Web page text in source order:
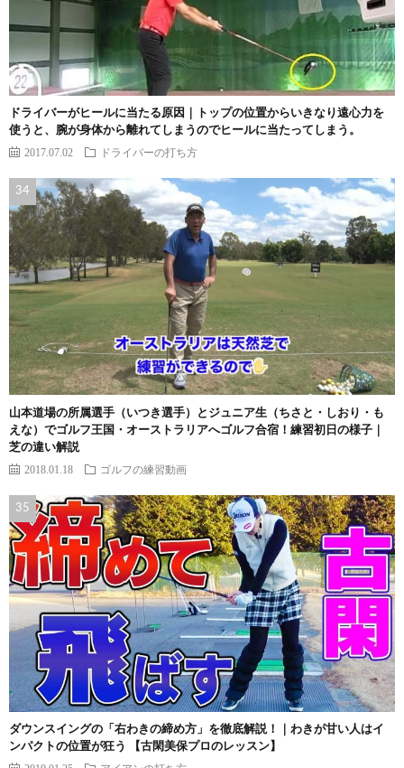
ドライバーがヒールに当たる原因｜トップの位置からいきなり遠心力を
使うと、腕が身体から離れてしまうのでヒールに当たってしまう。
2017.07.02 ドライバーの打ち方
山本道場の所属選手（いつき選手）とジュニア生（ちさと・しおり・も
えな）でゴルフ王国・オーストラリアへゴルフ合宿！練習初日の様子｜
芝の違い解説
2018.01.18 ゴルフの練習動画
ダウンスイングの「右わきの締め方」を徹底解説！｜わきが甘い人はイ
ンパクトの位置が狂う 【古閑美保プロのレッスン】